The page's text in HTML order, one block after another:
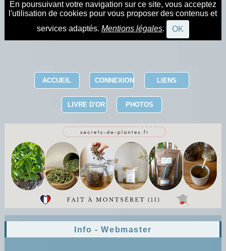
En poursuivant votre navigation sur ce site, vous acceptez
l'utilisation de cookies pour vous proposer des contenus et
services adaptés. Mentions légales. OK
ACCUEIL CONNEXION LIENS
LIVRE D'OR PHOTOS
Info - Webmaster